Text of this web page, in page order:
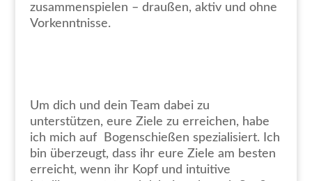
zusammenspielen – draußen, aktiv und ohne
Vorkenntnisse.
Um dich und dein Team dabei zu
unterstützen, eure Ziele zu erreichen, habe
ich mich auf Bogenschießen spezialisiert. Ich
bin überzeugt, dass ihr eure Ziele am besten
erreicht, wenn ihr Kopf und intuitive